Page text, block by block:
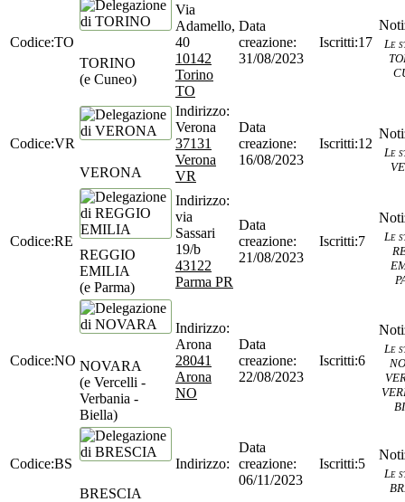
TO
TORINO
(e Cuneo)
Via
Adamello,
40
10142
Torino
TO
31/08/2023
17
Le
VR
VERONA
Verona
37131
Verona
VR
16/08/2023
12
Le
RE
REGGIO
EMILIA
(e Parma)
via
Sassari
19/b
43122
Parma PR
21/08/2023
7
Le
NO NOVARA
(e Vercelli -
Verbania -
Biella)
Arona
28041
Arona
NO
22/08/2023
6
Le
BS
BRESCIA
06/11/2023
5
Le